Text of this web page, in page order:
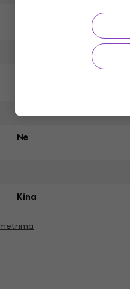
Ne
Kina